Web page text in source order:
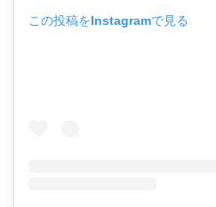
この投稿をInstagramで見る